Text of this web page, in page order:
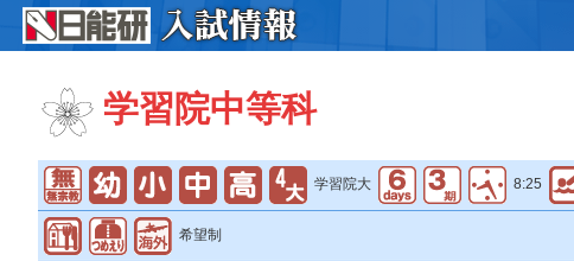
学習院中等科
学習院大 8:25
希望制